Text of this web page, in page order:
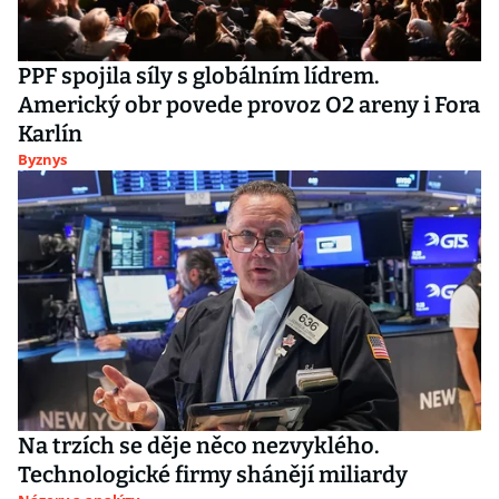
PPF spojila síly s globálním lídrem.
Americký obr povede provoz O2 areny i Fora
Karlín
Byznys
Na trzích se děje něco nezvyklého.
Technologické firmy shánějí miliardy